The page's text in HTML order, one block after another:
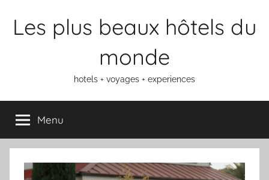
Les plus beaux hôtels du
monde
hotels + voyages + experiences
Menu